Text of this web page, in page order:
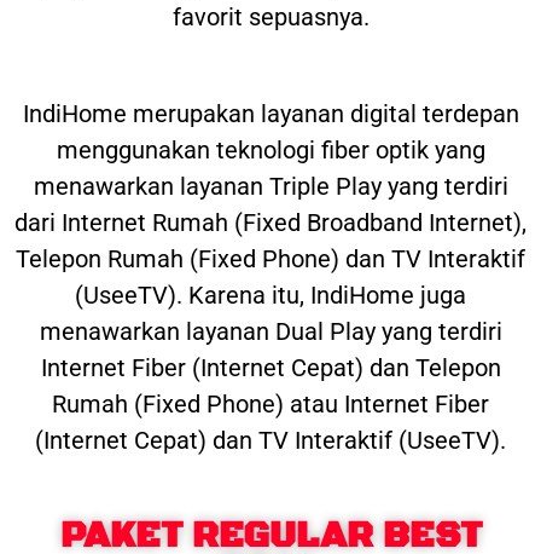
favorit sepuasnya.
IndiHome merupakan layanan digital terdepan
menggunakan teknologi fiber optik yang
menawarkan layanan Triple Play yang terdiri
dari Internet Rumah (Fixed Broadband Internet),
Telepon Rumah (Fixed Phone) dan TV Interaktif
(UseeTV). Karena itu, IndiHome juga
menawarkan layanan Dual Play yang terdiri
Internet Fiber (Internet Cepat) dan Telepon
Rumah (Fixed Phone) atau Internet Fiber
(Internet Cepat) dan TV Interaktif (UseeTV).
PAKET REGULAR BEST